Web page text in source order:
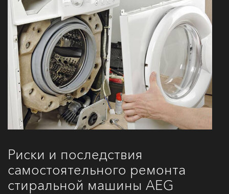
Риски и последствия
самостоятельного ремонта
стиральной машины AEG